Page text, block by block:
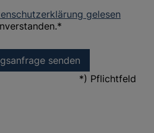
gelesen
senden
*) Pflichtfeld